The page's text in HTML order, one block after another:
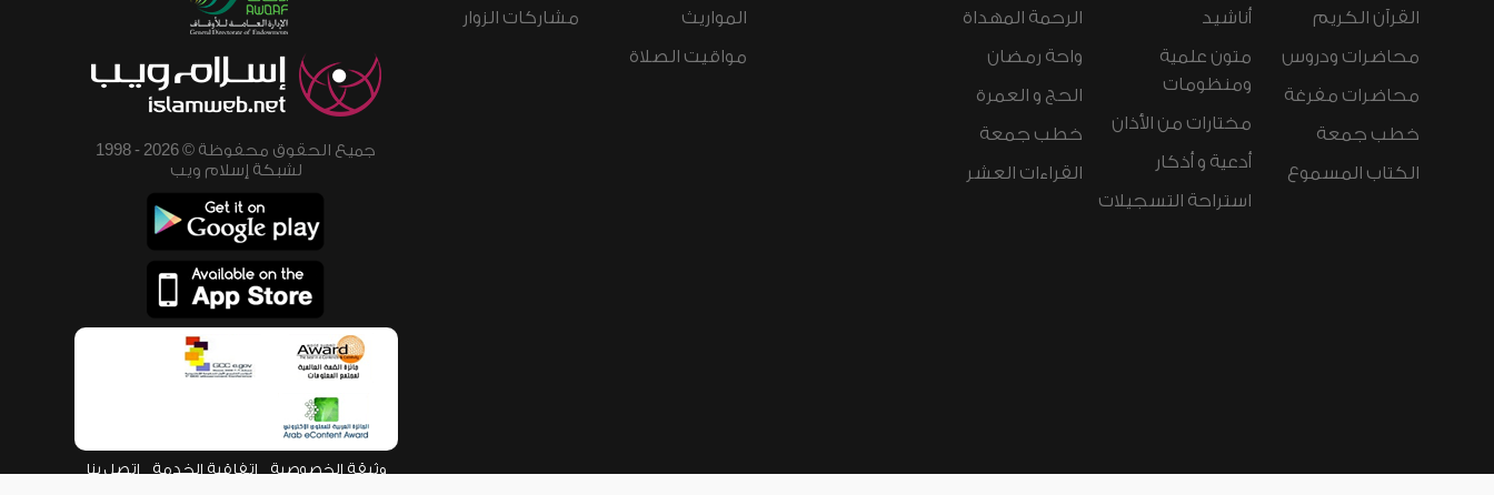
القرآن الكريم
محاضرات ودروس
محاضرات مفرغة
خطب جمعة
الكتاب المسموع
أناشيد
متون علمية
ومنظومات
مختارات من الأذان
أدعية و أذكار
استراحة التسجيلات
الرحمة المهداة
واحة رمضان
الحج و العمرة
خطب جمعة
القراءات العشر
المواريث
مواقيت الصلاة
مشاركات الزوار
جميع الحقوق محفوظة © 2026 - 1998
لشبكة إسلام ويب
وثيقة الخصوصية اتفاقية الخدمة اتصل بنا